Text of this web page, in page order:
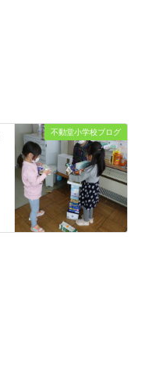
不動堂小学校ブログ